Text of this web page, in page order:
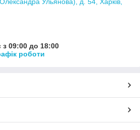
09:00 до 18:00
роботи